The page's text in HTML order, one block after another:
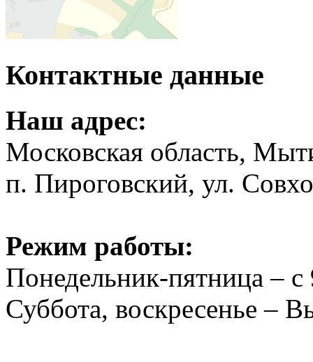
Контактные данные
Наш адрес:
Московская область,
п. Пироговский, ул.
Режим работы:
Понедельник-пятница –
Суббота, воскресенье –